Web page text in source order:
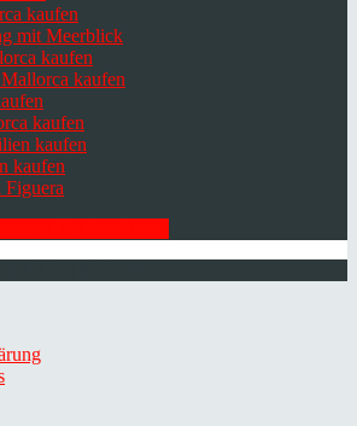
kaufen
mit Meerblick
kaufen
kaufen
kaufen
kaufen
kaufen